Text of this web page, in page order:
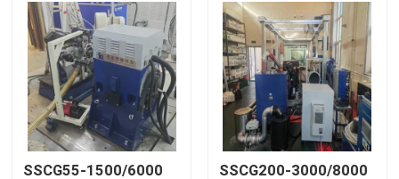
Over Ons
Fabriekstour
Kwaliteitscontrole
SSCG55-1500/6000
SSCG200-3000/8000